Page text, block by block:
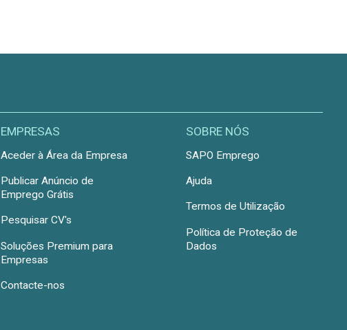
EMPRESAS
Aceder à Área da Empresa
Publicar Anúncio de
Emprego Grátis
Pesquisar CV's
Soluções Premium para
Empresas
Contacte-nos
SOBRE NÓS
SAPO Emprego
Ajuda
Termos de Utilização
Política de Proteção de
Dados